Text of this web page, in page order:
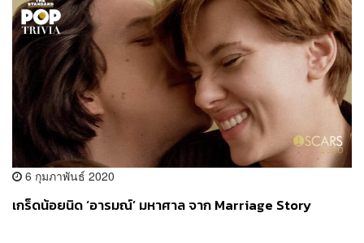
6 กุมภาพันธ์ 2020
เกร็ดน้อยนิด ‘อารมณ์’ มหาศาล จาก Marriage Story